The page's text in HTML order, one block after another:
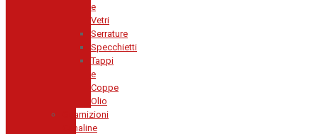
e
Vetri
Serrature
Specchietti
Tappi
e
Coppe
Olio
Guarnizioni
Canaline